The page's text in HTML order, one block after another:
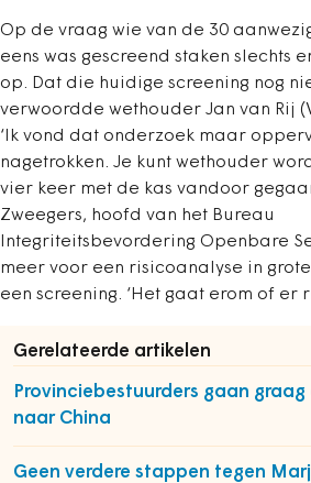
Op de vraag wie van de 30
eens was gescreend staken slechts
op. Dat die huidige screening nog
verwoordde wethouder Jan van Rij
‘Ik vond dat onderzoek maar
nagetrokken. Je kunt wethouder
vier keer met de kas vandoor
Zweegers, hoofd van het Bureau
Integriteitsbevordering Openbare
meer voor een risicoanalyse in
een screening. ‘Het gaat erom of er
Gerelateerde artikelen
Provinciebestuurders gaan
naar China
Geen verdere stappen tegen